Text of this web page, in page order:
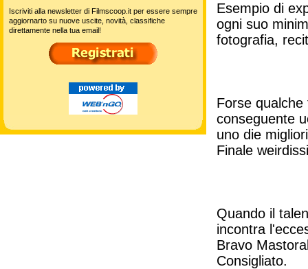
Esempio di
ogni suo
fotografia,
Forse
conseguente
uno die
Finale
Quando il
incontra
Bravo
Consigliato.
Iscriviti alla newsletter di Filmscoop.it per essere sempre
aggiornarto su nuove uscite, novità, classifiche
direttamente nella tua email!